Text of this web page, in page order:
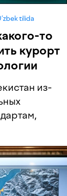
tilida
то
курорт
из-